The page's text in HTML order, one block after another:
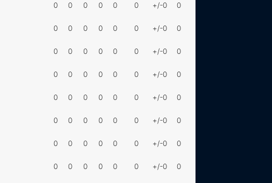
0 0 0 0 0 0 +/-0 0
0 0 0 0 0 0 +/-0 0
0 0 0 0 0 0 +/-0 0
0 0 0 0 0 0 +/-0 0
0 0 0 0 0 0 +/-0 0
0 0 0 0 0 0 +/-0 0
0 0 0 0 0 0 +/-0 0
0 0 0 0 0 0 +/-0 0